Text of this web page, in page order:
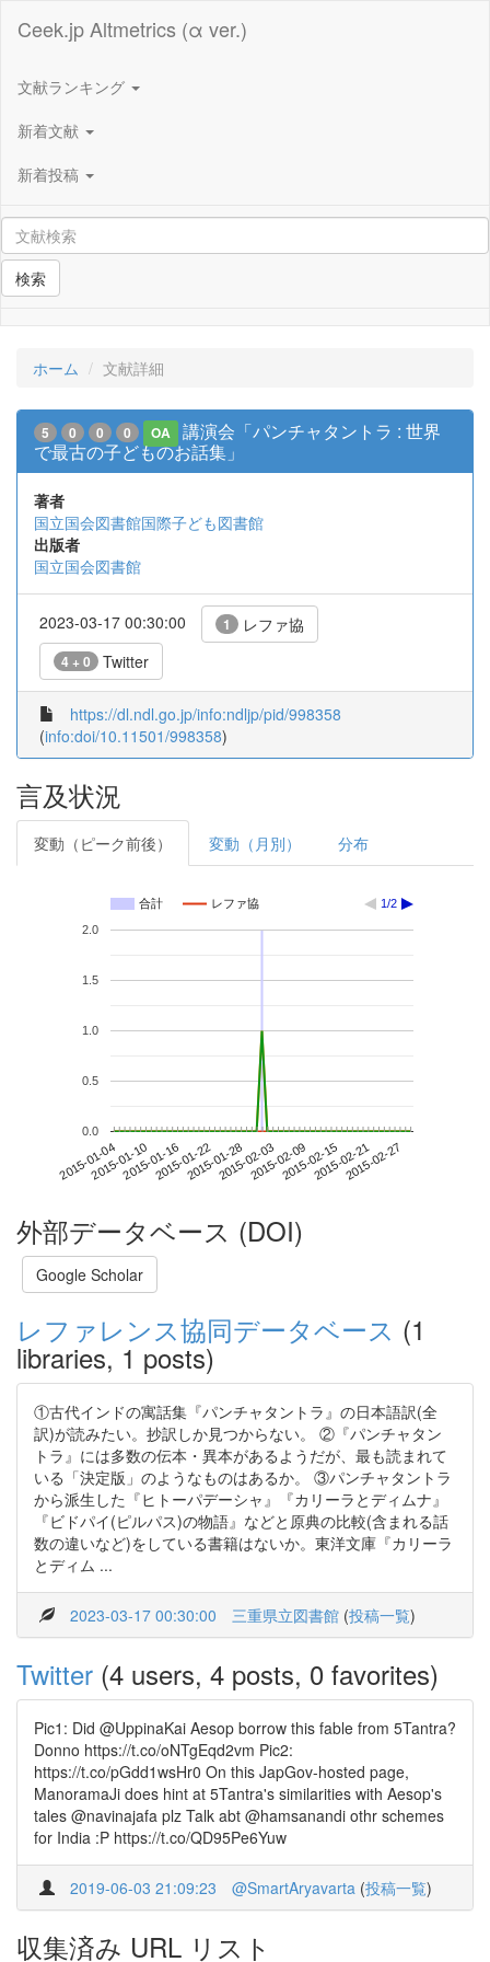
Ceek.jp Altmetrics (α ver.)
文献ランキング
新着文献
新着投稿
検索
ホーム 文献詳細
5 0 0 0 OA
講演会「パンチャタントラ : 世界
で最古の子どものお話集」
著者
国立国会図書館国際子ども図書館
出版者
国立国会図書館
2023-03-17 00:30:00 1 レファ協
4 + 0 Twitter
https://dl.ndl.go.jp/info:ndljp/pid/998358
(info:doi/10.11501/998358)
言及状況
変動（ピーク前後） 変動（月別） 分布
合計 レファ協 1/2
2015-01-042015-01-102015-01-162015-01-222015-01-282015-02-032015-02-092015-02-152015-02-212015-02-27
0.0
0.5
1.0
1.5
2.0
外部データベース (DOI)
Google Scholar
レファレンス協同データベース (1
libraries, 1 posts)
①古代インドの寓話集『パンチャタントラ』の日本語訳(全
訳)が読みたい。抄訳しか見つからない。 ②『パンチャタン
トラ』には多数の伝本・異本があるようだが、最も読まれて
いる「決定版」のようなものはあるか。 ③パンチャタントラ
から派生した『ヒトーパデーシャ』『カリーラとディムナ』
『ビドパイ(ピルパス)の物語』などと原典の比較(含まれる話
数の違いなど)をしている書籍はないか。東洋文庫『カリーラ
とディム ...
2023-03-17 00:30:00 三重県立図書館 (投稿一覧)
Twitter (4 users, 4 posts, 0 favorites)
Pic1: Did @UppinaKai Aesop borrow this fable from 5Tantra?
Donno https://t.co/oNTgEqd2vm Pic2:
https://t.co/pGdd1wsHr0 On this JapGov-hosted page,
ManoramaJi does hint at 5Tantra's similarities with Aesop's
tales @navinajafa plz Talk abt @hamsanandi othr schemes
for India :P https://t.co/QD95Pe6Yuw
2019-06-03 21:09:23 @SmartAryavarta (投稿一覧)
収集済み URL リスト